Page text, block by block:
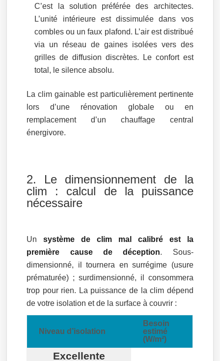
C’est la solution préférée des architectes.
L’unité intérieure est dissimulée dans vos
combles ou un faux plafond. L’air est distribué
via un réseau de gaines isolées vers des
grilles de diffusion discrètes. Le confort est
total, le silence absolu.
La clim gainable est particulièrement pertinente
lors d’une rénovation globale ou en
remplacement d’un chauffage central
énergivore.
2. Le dimensionnement de la
clim : calcul de la puissance
nécessaire
Unsystème de clim mal calibré est la
première cause de déception. Sous-
dimensionné, il tournera en surrégime (usure
prématurée) ; surdimensionné, il consommera
trop pour rien. La puissance de la clim dépend
de votre isolation et de la surface à couvrir :
Niveau d’isolation
Besoin
estimé
(W/m²)
Excellente